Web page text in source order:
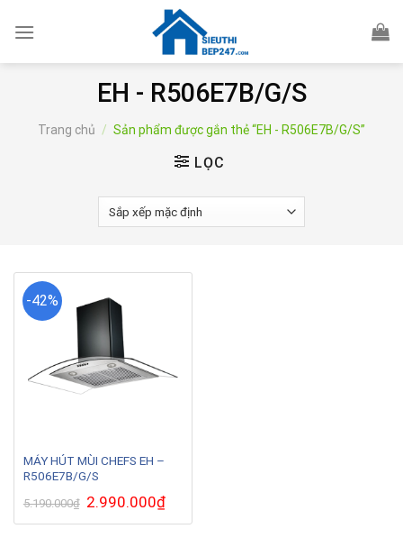
EH - R506E7B/G/S
Trang chủ / Sản phẩm được gắn thẻ “EH - R506E7B/G/S”
LỌC
-42%
MÁY HÚT MÙI CHEFS EH –
R506E7B/G/S
5.190.000₫ Giá
gốc
là:
2.990.000₫Giá
hiện
tại